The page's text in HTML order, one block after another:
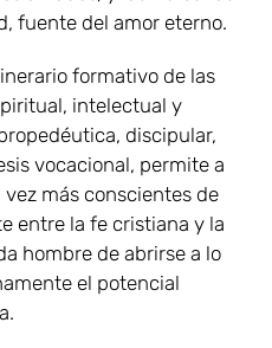
fuente del amor eterno.
formativo de las
intelectual y
discipular,
vocacional, permite a
más conscientes de
entre la fe cristiana y la
hombre de abrirse a lo
el potencial